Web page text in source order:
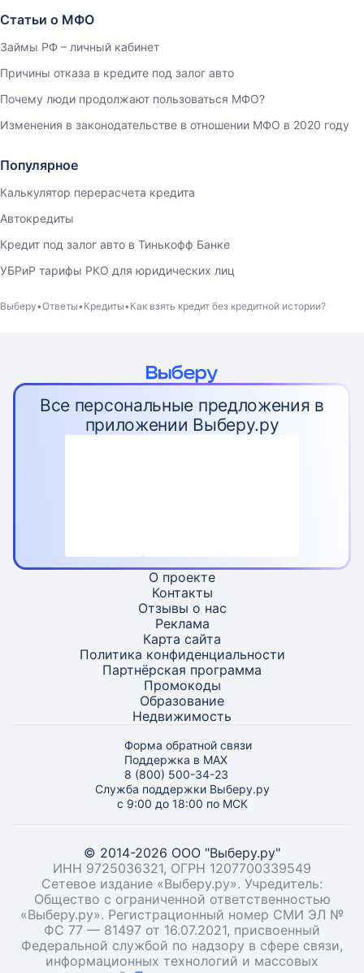
Статьи о МФО
Займы РФ – личный кабинет
Причины отказа в кредите под залог авто
Почему люди продолжают пользоваться МФО?
Изменения в законодательстве в отношении МФО в 2020 году
Популярное
Калькулятор перерасчета кредита
Автокредиты
Кредит под залог авто в Тинькофф Банке
УБРиР тарифы РКО для юридических лиц
Выберу Ответы Кредиты Как взять кредит без кредитной истории?
Все персональные предложения в
приложении Выберу.ру
О проекте
Контакты
Отзывы о нас
Реклама
Карта сайта
Политика конфиденциальности
Партнёрская программа
Промокоды
Образование
Недвижимость
Форма обратной связи
Поддержка в MAX
8 (800) 500-34-23
Служба поддержки Выберу.ру
с 9:00 до 18:00 по МСК
© 2014-2026 ООО "Выберу.ру"
ИНН 9725036321, ОГРН 1207700339549
Сетевое издание «Выберу.ру». Учредитель:
Общество с ограниченной ответственностью
«Выберу.ру». Регистрационный номер СМИ ЭЛ №
ФС 77 — 81497 от 16.07.2021, присвоенный
Федеральной службой по надзору в сфере связи,
информационных технологий и массовых